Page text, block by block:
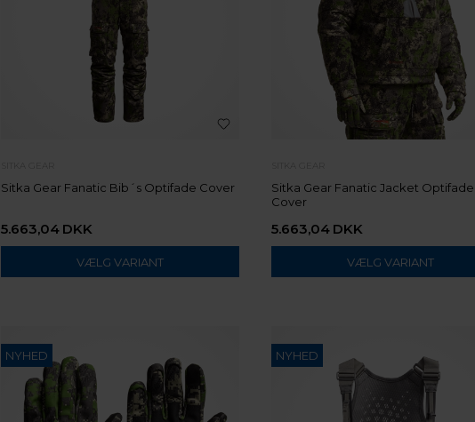
Sitka Gear Fanatic Bib´s Optifade Cover
5.663,04 DKK
VÆLG VARIANT
Sitka Gear Fanatic Jacket Optifade
Cover
5.663,04 DKK
VÆLG VARIANT
NYHED NYHED